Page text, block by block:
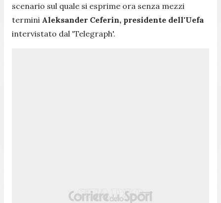
scenario sul quale si esprime ora senza mezzi
termini Aleksander Ceferin, presidente dell'Uefa
intervistato dal 'Telegraph'.